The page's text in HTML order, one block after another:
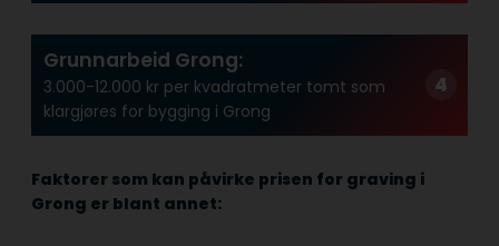
Grunnarbeid Grong:
3.000-12.000 kr per kvadratmeter tomt som
klargjøres for bygging i Grong
Faktorer som kan påvirke prisen for graving i
Grong er blant annet: